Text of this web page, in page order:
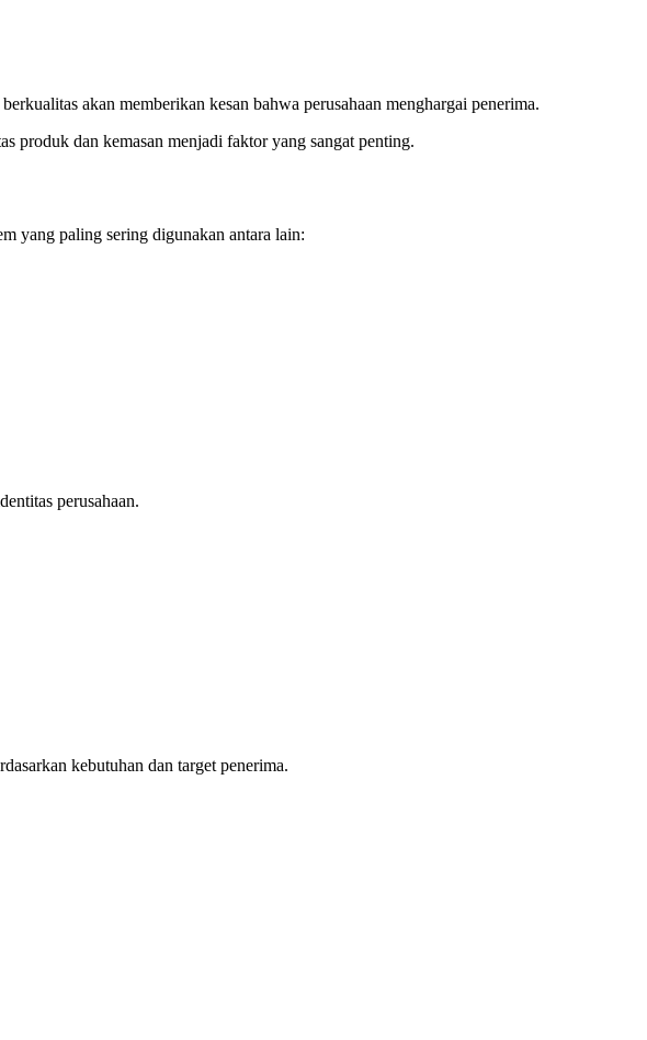
akan memberikan kesan bahwa perusahaan menghargai penerima.
produk dan kemasan menjadi faktor yang sangat penting.
yang paling sering digunakan antara lain:
perusahaan.
kebutuhan dan target penerima.